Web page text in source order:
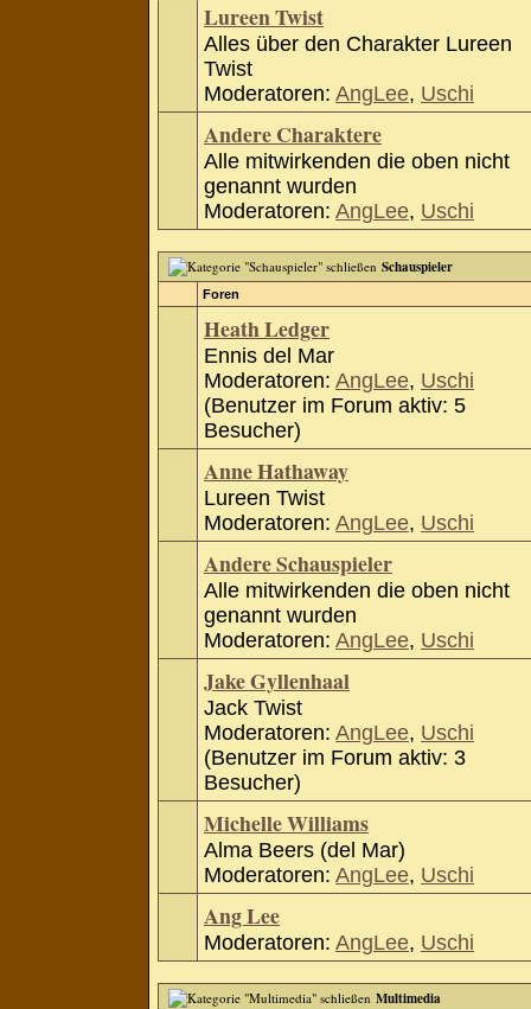
Lureen Twist
Alles über den Charakter Lureen
Twist
Moderatoren: AngLee, Uschi
Andere Charaktere
Alle mitwirkenden die oben nicht
genannt wurden
Moderatoren: AngLee, Uschi
Schauspieler
Foren
Heath Ledger
Ennis del Mar
Moderatoren: AngLee, Uschi
(Benutzer im Forum aktiv: 5
Besucher)
Anne Hathaway
Lureen Twist
Moderatoren: AngLee, Uschi
Andere Schauspieler
Alle mitwirkenden die oben nicht
genannt wurden
Moderatoren: AngLee, Uschi
Jake Gyllenhaal
Jack Twist
Moderatoren: AngLee, Uschi
(Benutzer im Forum aktiv: 3
Besucher)
Michelle Williams
Alma Beers (del Mar)
Moderatoren: AngLee, Uschi
Ang Lee
Moderatoren: AngLee, Uschi
Multimedia